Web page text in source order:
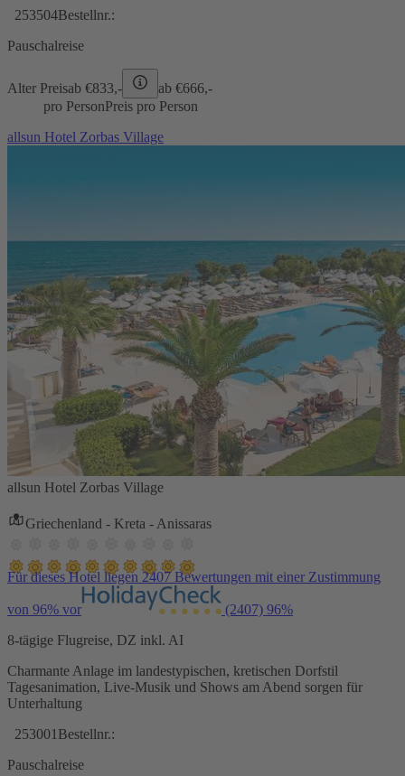
253504Bestellnr.:
Pauschalreise
Alter Preisab €833,- ab €666,-
pro PersonPreis pro Person
allsun Hotel Zorbas Village
allsun Hotel Zorbas Village
Griechenland - Kreta - Anissaras
Für dieses Hotel liegen 2407 Bewertungen mit einer Zustimmung
von 96% vor (2407) 96%
8-tägige Flugreise, DZ inkl. AI
Charmante Anlage im landestypischen, kretischen Dorfstil
Tagesanimation, Live-Musik und Shows am Abend sorgen für
Unterhaltung
253001 Bestellnr.:
Pauschalreise